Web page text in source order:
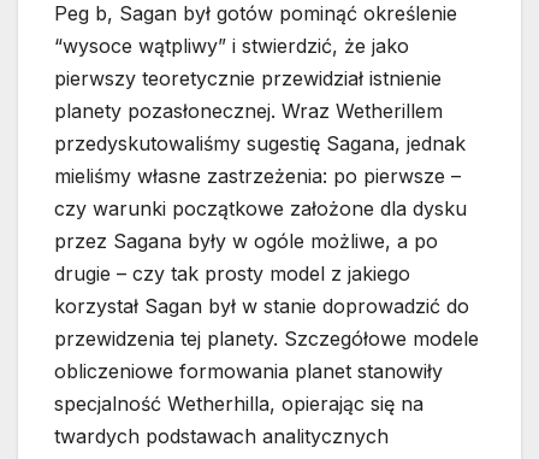
Peg b, Sagan był gotów pominąć określenie
“wysoce wątpliwy” i stwierdzić, że jako
pierwszy teoretycznie przewidział istnienie
planety pozasłonecznej. Wraz Wetherillem
przedyskutowaliśmy sugestię Sagana, jednak
mieliśmy własne zastrzeżenia: po pierwsze –
czy warunki początkowe założone dla dysku
przez Sagana były w ogóle możliwe, a po
drugie – czy tak prosty model z jakiego
korzystał Sagan był w stanie doprowadzić do
przewidzenia tej planety. Szczegółowe modele
obliczeniowe formowania planet stanowiły
specjalność Wetherhilla, opierając się na
twardych podstawach analitycznych